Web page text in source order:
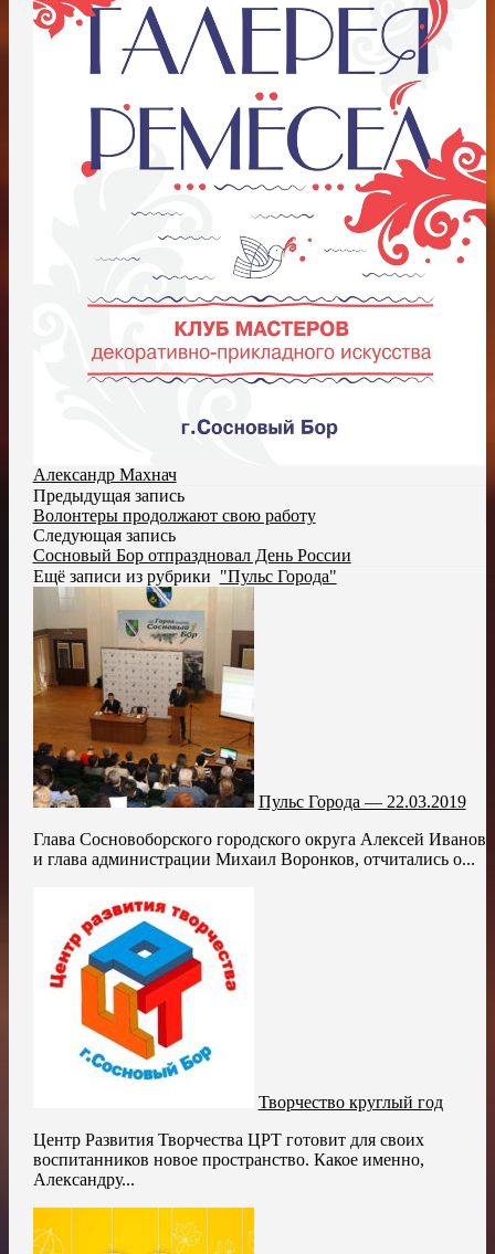
Александр Махнач
Предыдущая запись
Волонтеры продолжают свою работу
Следующая запись
Сосновый Бор отпраздновал День России
Ещё записи из рубрики "Пульс Города"
Пульс Города — 22.03.2019
Глава Сосновоборского городского округа Алексей Иванов
и глава администрации Михаил Воронков, отчитались о...
Творчество круглый год
Центр Развития Творчества ЦРТ готовит для своих
воспитанников новое пространство. Какое именно,
Александру...